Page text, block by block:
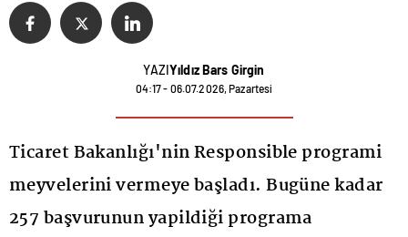
YAZIYıldız Bars Girgin
04:17 - 06.07.2026, Pazartesi
Ticaret Bakanlığı'nin Responsible programi
meyvelerini vermeye başladı. Bugüne kadar
257 başvurunun yapildiği programa